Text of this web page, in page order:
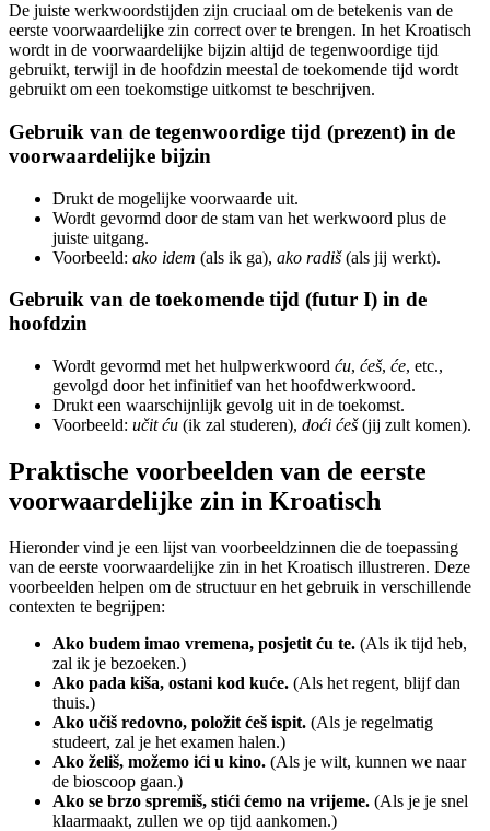
De juiste werkwoordstijden zijn cruciaal om de betekenis van de
eerste voorwaardelijke zin correct over te brengen. In het Kroatisch
wordt in de voorwaardelijke bijzin altijd de tegenwoordige tijd
gebruikt, terwijl in de hoofdzin meestal de toekomende tijd wordt
gebruikt om een toekomstige uitkomst te beschrijven.
Gebruik van de tegenwoordige tijd (prezent) in de
voorwaardelijke bijzin
Drukt de mogelijke voorwaarde uit.
Wordt gevormd door de stam van het werkwoord plus de
juiste uitgang.
Voorbeeld: ako idem (als ik ga), ako radiš(als jij werkt).
Gebruik van de toekomende tijd (futur I) in de
hoofdzin
Wordt gevormd met het hulpwerkwoord ću, ćeš, će, etc.,
gevolgd door het infinitief van het hoofdwerkwoord.
Drukt een waarschijnlijk gevolg uit in de toekomst.
Voorbeeld: učit ću (ik zal studeren), doći ćeš(jij zult komen).
Praktische voorbeelden van de eerste
voorwaardelijke zin in Kroatisch
Hieronder vind je een lijst van voorbeeldzinnen die de toepassing
van de eerste voorwaardelijke zin in het Kroatisch illustreren. Deze
voorbeelden helpen om de structuur en het gebruik in verschillende
contexten te begrijpen:
Ako budem imao vremena, posjetit ću te. (Als ik tijd heb,
zal ik je bezoeken.)
Ako pada kiša, ostani kod kuće. (Als het regent, blijf dan
thuis.)
Ako učiš redovno, položit ćeš ispit. (Als je regelmatig
studeert, zal je het examen halen.)
Ako želiš, možemo ići u kino. (Als je wilt, kunnen we naar
de bioscoop gaan.)
Ako se brzo spremiš, stići ćemo na vrijeme. (Als je je snel
klaarmaakt, zullen we op tijd aankomen.)